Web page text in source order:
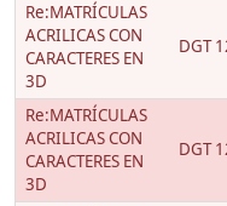
Re:MATRÍCULAS
ACRILICAS CON
CARACTERES EN
3D
DGT
Re:MATRÍCULAS
ACRILICAS CON
CARACTERES EN
3D
DGT